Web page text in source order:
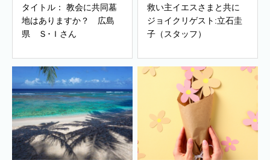
タイトル： 教会に共同墓
地はありますか？ 広島
県 Ｓ･Ｉさん
救い主イエスさまと共に
ジョイクリゲスト:立石圭
子（スタッフ）